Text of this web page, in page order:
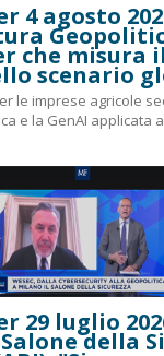
4 agosto
che misura
scenario
le imprese agricole
e la GenAI applicata
29 luglio
della